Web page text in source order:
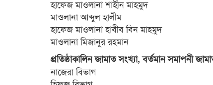
হাফেজ মাওলানা শাহীন মাহমুদ
মাওলানা আব্দুল হালীম
হাফেজ মাওলানা হাবীব বিন মাহমুদ
মাওলানা মিজানুর রহমান
প্রতিষ্ঠাকালিন জামাত সংখ্যা, বর্তমান সমাপনী
নাজেরা বিভাগ